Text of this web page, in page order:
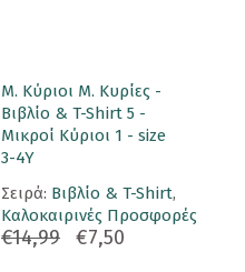
Μ. Κύριοι Μ. Κυρίες -
Βιβλίο & T-Shirt 5 -
Μικροί Κύριοι 1 - size
3-4Y
Σειρά: Βιβλίο & T-Shirt,
Καλοκαιρινές Προσφορές
€14,99 €7,50